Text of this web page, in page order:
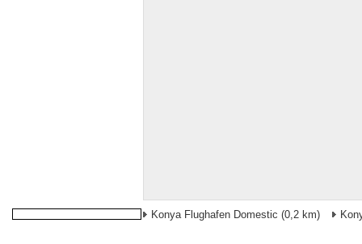
Konya Flughafen Domestic (0,2 km)